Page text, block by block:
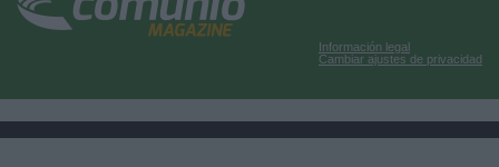
Información legal
Cambiar ajustes de privacidad